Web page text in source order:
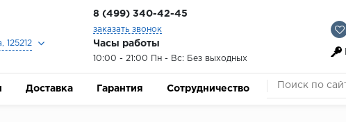
125212
8 (499) 340-42-45
заказать звонок
Часы работы
10:00 - 21:00 Пн - Вс: Без выходных
Доставка Гарантия Сотрудничество